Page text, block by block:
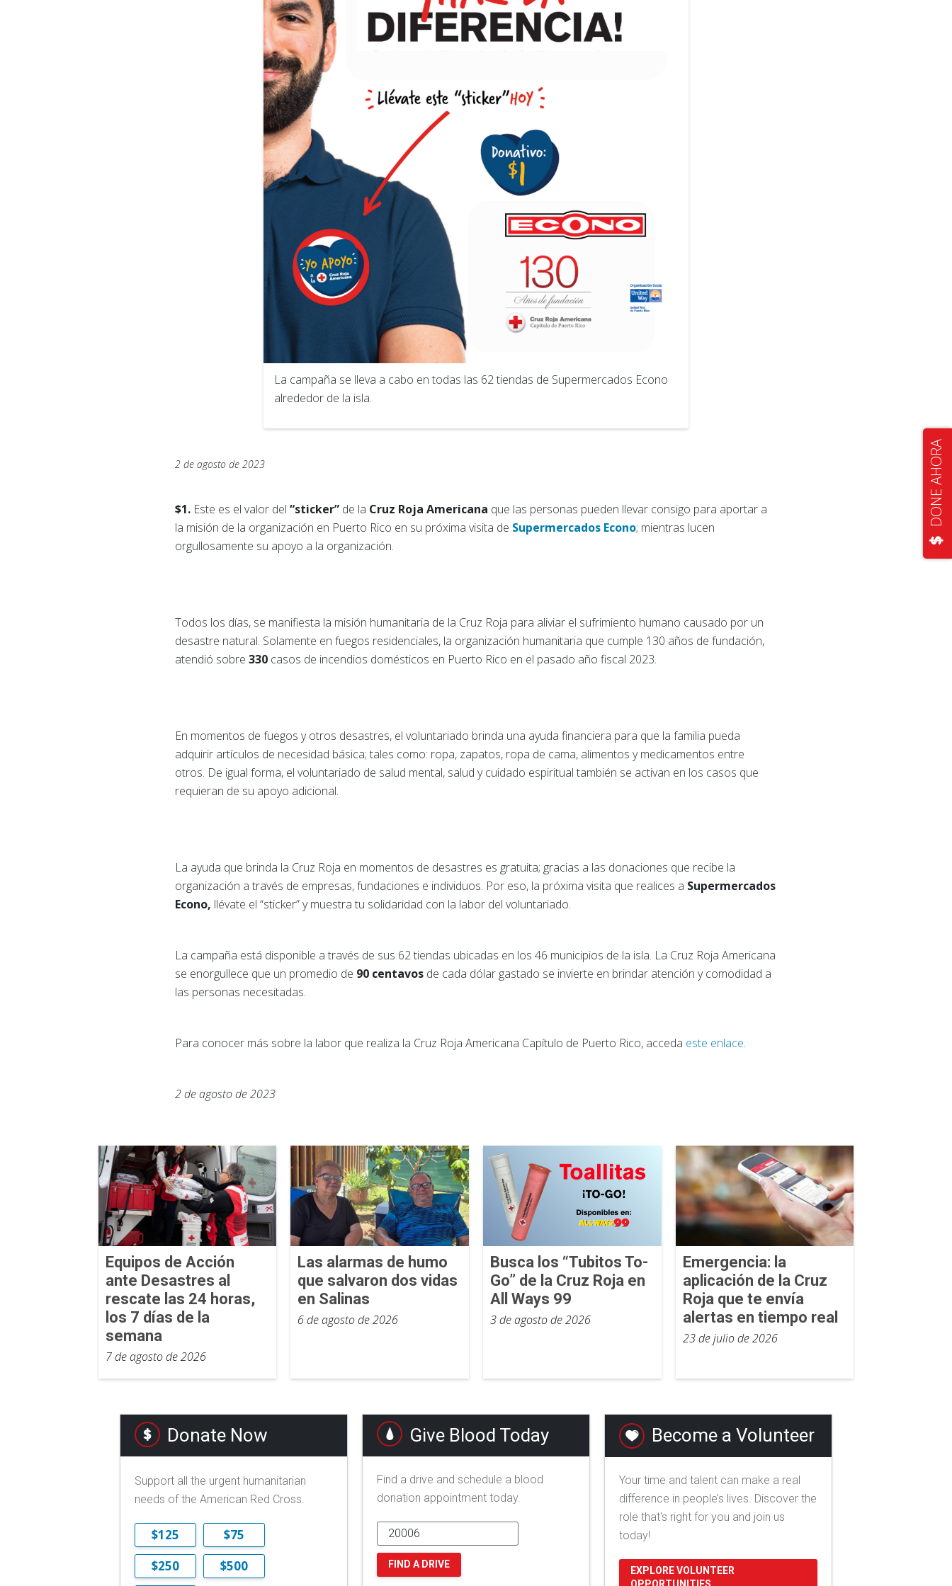
DONE AHORA
La campaña se lleva a cabo en todas las 62 tiendas de Supermercados Econo
alrededor de la isla.
2 de agosto de 2023
$1. Este es el valor del“sticker” de la Cruz Roja Americana que las personas pueden llevar consigo para aportar a
la misión de la organización en Puerto Rico en su próxima visita de Supermercados Econo; mientras lucen
orgullosamente su apoyo a la organización.
Todos los días, se manifiesta la misión humanitaria de la Cruz Roja para aliviar el sufrimiento humano causado por un
desastre natural. Solamente en fuegos residenciales, la organización humanitaria que cumple 130 años de fundación,
atendió sobre330 casos de incendios domésticos en Puerto Rico en el pasado año fiscal 2023.
En momentos de fuegos y otros desastres, el voluntariado brinda una ayuda financiera para que la familia pueda
adquirir artículos de necesidad básica; tales como: ropa, zapatos, ropa de cama, alimentos y medicamentos entre
otros. De igual forma, el voluntariado de salud mental, salud y cuidado espiritual también se activan en los casos que
requieran de su apoyo adicional.
La ayuda que brinda la Cruz Roja en momentos de desastres es gratuita; gracias a las donaciones que recibe la
organización a través de empresas, fundaciones e individuos. Por eso, la próxima visita que realices a Supermercados
Econo, llévate el “sticker” y muestra tu solidaridad con la labor del voluntariado.
La campaña está disponible a través de sus 62 tiendas ubicadas en los 46 municipios de la isla. La Cruz Roja Americana
se enorgullece que un promedio de 90 centavos de cada dólar gastado se invierte en brindar atención y comodidad a
las personas necesitadas.
Para conocer más sobre la labor que realiza la Cruz Roja Americana Capítulo de Puerto Rico, acceda este enlace.
2 de agosto de 2023
Equipos de Acción
ante Desastres al
rescate las 24 horas,
los 7 días de la
semana
7 de agosto de 2026
Las alarmas de humo
que salvaron dos vidas
en Salinas
6 de agosto de 2026
Busca los “Tubitos To-
Go” de la Cruz Roja en
All Ways 99
3 de agosto de 2026
Emergencia: la
aplicación de la Cruz
Roja que te envía
alertas en tiempo real
23 de julio de 2026
Donate Now
Support all the urgent humanitarian
needs of the American Red Cross.
$125
$75
$250
$500
Give Blood Today
Find a drive and schedule a blood
donation appointment today.
FIND A DRIVE
Become a Volunteer
Your time and talent can make a real
difference in people’s lives. Discover the
role that's right for you and join us
today!
EXPLORE VOLUNTEER
OPPORTUNITIES